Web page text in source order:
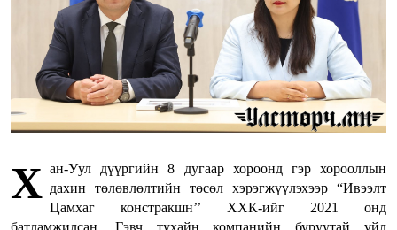
Х ан-Уул дүүргийн 8 дугаар хороонд гэр хорооллын
дахин төлөвлөлтийн төсөл хэрэгжүүлэхээр “Ивээлт
Цамхаг констракшн’’ ХХК-ийг 2021 онд